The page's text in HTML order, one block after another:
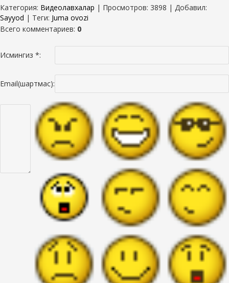
Категория: Видеолавхалар | Просмотров: 3898 | Добавил:
Sayyod | Теги: Juma ovozi
Всего комментариев: 0
Исмингиз *:
Email(шартмас):